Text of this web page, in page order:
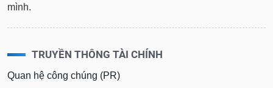
mình.
TRUYỀN THÔNG TÀI CHÍNH
Quan hệ công chúng (PR)